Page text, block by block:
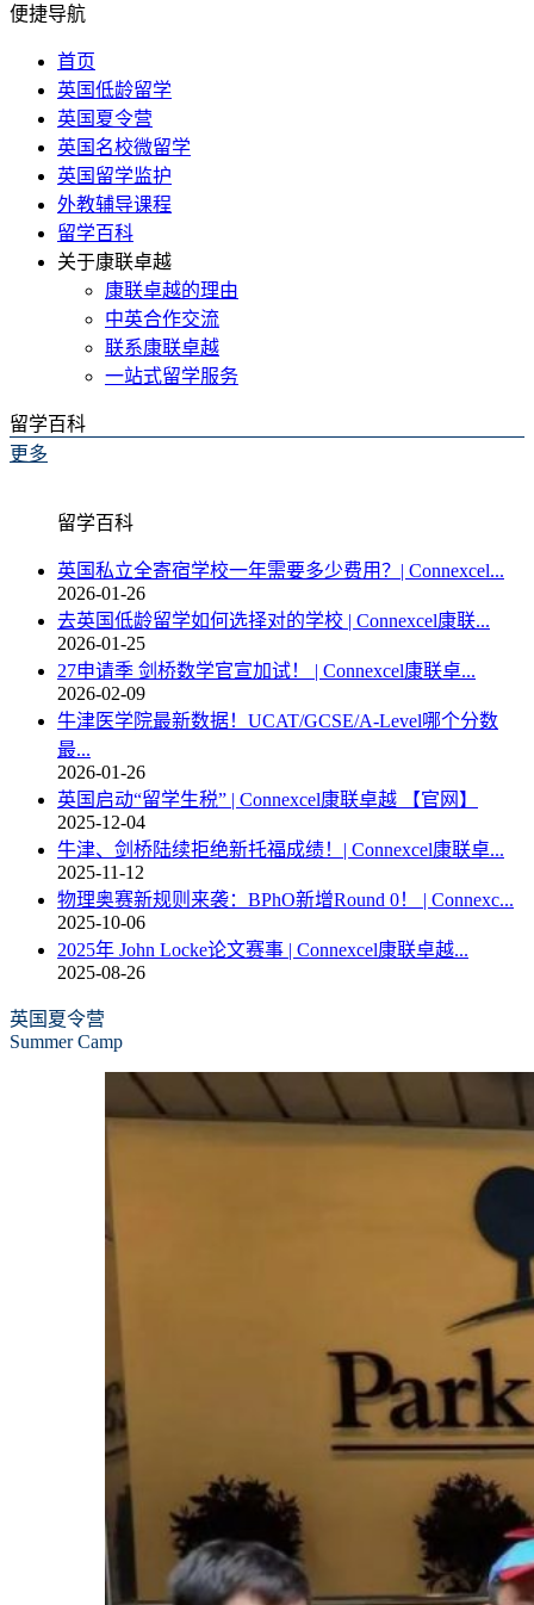
便捷导航
首页
英国低龄留学
英国夏令营
英国名校微留学
英国留学监护
外教辅导课程
留学百科
关于康联卓越
康联卓越的理由
中英合作交流
联系康联卓越
一站式留学服务
留学百科
更多
留学百科
英国私立全寄宿学校一年需要多少费用？| Connexcel...
2026-01-26
去英国低龄留学如何选择对的学校 | Connexcel康联...
2026-01-25
27申请季 剑桥数学官宣加试！ | Connexcel康联卓...
2026-02-09
牛津医学院最新数据！UCAT/GCSE/A-Level哪个分数
最...
2026-01-26
英国启动“留学生税” | Connexcel康联卓越 【官网】
2025-12-04
牛津、剑桥陆续拒绝新托福成绩！| Connexcel康联卓...
2025-11-12
物理奥赛新规则来袭：BPhO新增Round 0！ | Connexc...
2025-10-06
2025年 John Locke论文赛事 | Connexcel康联卓越...
2025-08-26
英国夏令营
Summer Camp